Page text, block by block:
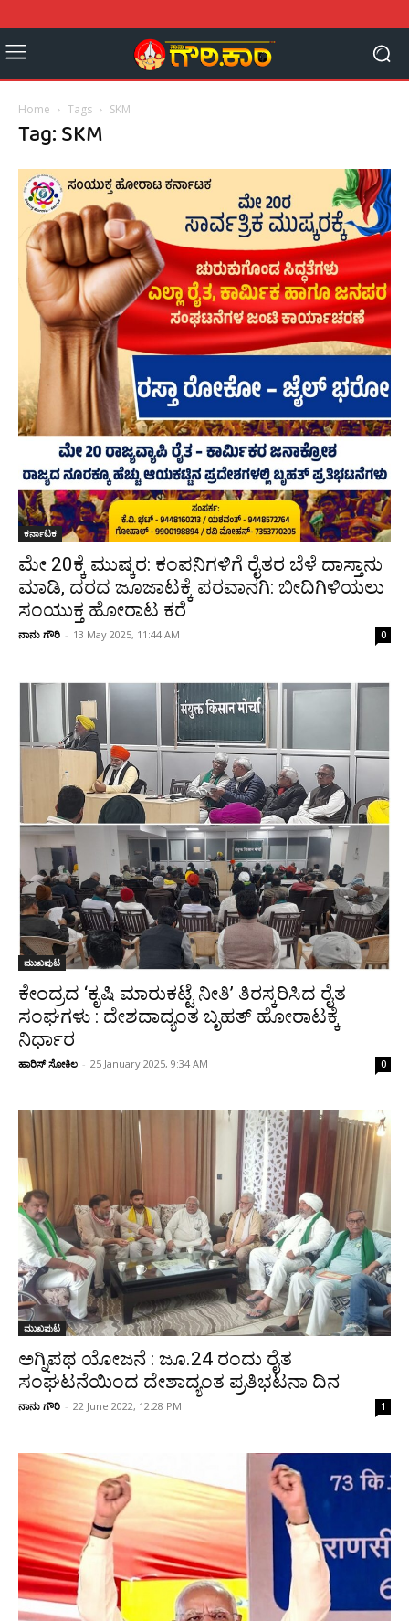
Home Tags SKM
Tag: SKM
ಕರ್ನಾಟಕ
ಮೇ 20ಕ್ಕೆ ಮುಷ್ಕರ: ಕಂಪನಿಗಳಿಗೆ ರೈತರ ಬೆಳೆ ದಾಸ್ತಾನು
ಮಾಡಿ, ದರದ ಜೂಜಾಟಕ್ಕೆ ಪರವಾನಗಿ: ಬೀದಿಗಿಳಿಯಲು
ಸಂಯುಕ್ತ ಹೋರಾಟ ಕರೆ
ನಾನು ಗೌರಿ - 13 May 2025, 11:44 AM 0
ಮುಖಪುಟ
ಕೇಂದ್ರದ ‘ಕೃಷಿ ಮಾರುಕಟ್ಟೆ ನೀತಿ’ ತಿರಸ್ಕರಿಸಿದ ರೈತ
ಸಂಘಗಳು : ದೇಶದಾದ್ಯಂತ ಬೃಹತ್ ಹೋರಾಟಕ್ಕೆ
ನಿರ್ಧಾರ
ಹಾರಿಸ್ ಸೋಕಿಲ - 25 January 2025, 9:34 AM 0
ಮುಖಪುಟ
ಅಗ್ನಿಪಥ ಯೋಜನೆ : ಜೂ.24 ರಂದು ರೈತ
ಸಂಘಟನೆಯಿಂದ ದೇಶಾದ್ಯಂತ ಪ್ರತಿಭಟನಾ ದಿನ
ನಾನು ಗೌರಿ - 22 June 2022, 12:28 PM 1